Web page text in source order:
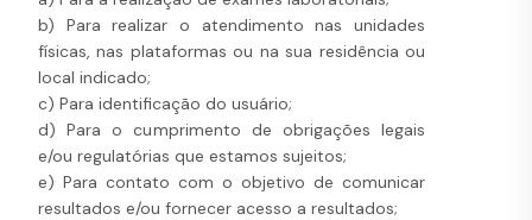
b) Para realizar o atendimento nas unidades
físicas, nas plataformas ou na sua residência ou
local indicado;
c) Para identificação do usuário;
d) Para o cumprimento de obrigações legais
e/ou regulatórias que estamos sujeitos;
e) Para contato com o objetivo de comunicar
resultados e/ou fornecer acesso a resultados;